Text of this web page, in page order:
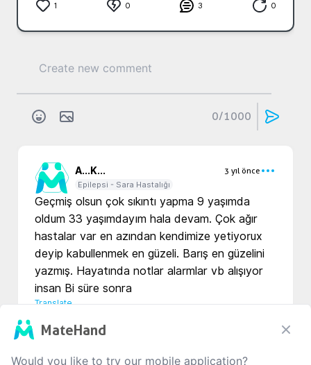
1 0 3 0
0/1000
A...K...
3 yıl önce
Epilepsi - Sara Hastalığı
Geçmiş olsun çok sıkıntı yapma 9 yaşımda
oldum 33 yaşımdayım hala devam. Çok ağır
hastalar var en azından kendimize yetiyorux
deyip kabullenmek en güzeli. Barış en güzelini
yazmış. Hayatında notlar alarmlar vb alışıyor
insan Bi süre sonra
Translate
0
MateHand
Would you like to try our mobile application?